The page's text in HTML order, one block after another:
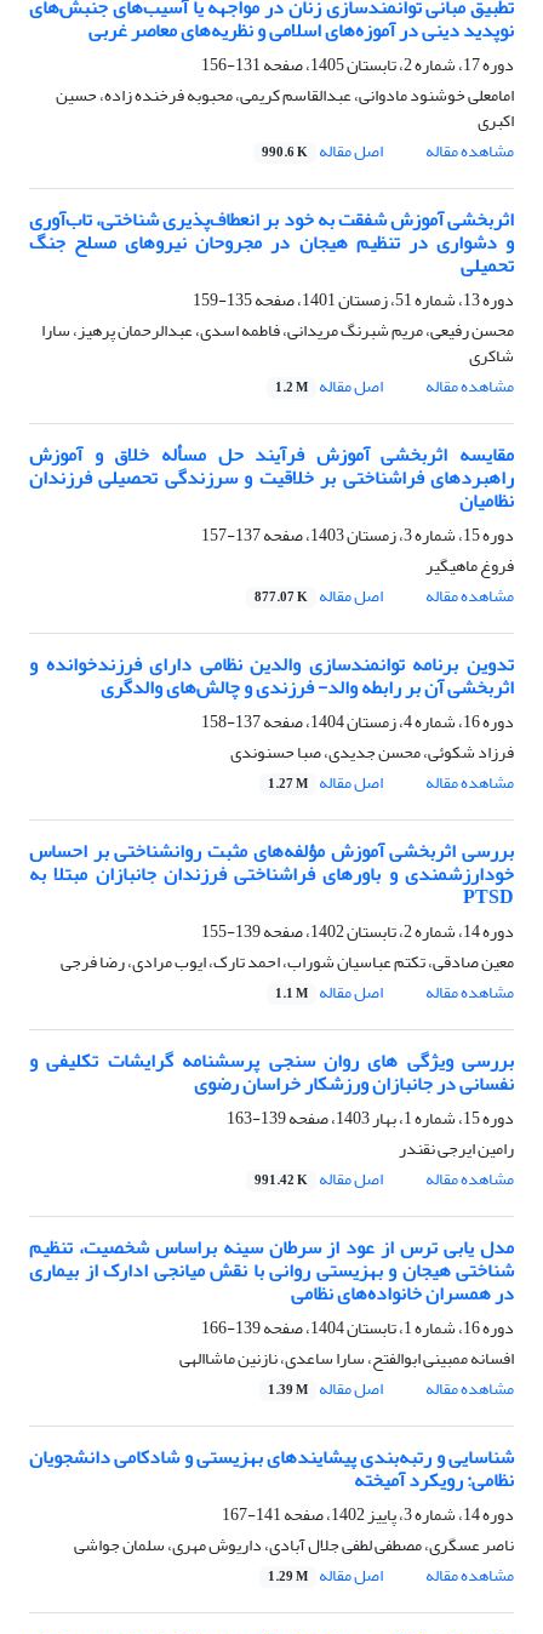
تطبیق مبانی توانمندسازی زنان در مواجهه یا آسیب‌های جنبش‌های
نوپدید دینی در آموزه‌های اسلامی و نظریه‌های معاصر غربی
دوره 17، شماره 2، تابستان 1405، صفحه
131-156
امامعلی خوشنود مادوانی، عبدالقاسم کریمی، محبوبه فرخنده زاده، حسین
اکبری
مشاهده مقاله
اصل مقاله 990.6 K
اثربخشی آموزش شفقت به خود بر انعطاف‌پذیری شناختی، تاب‌آوری
و دشواری در تنظیم هیجان در مجروحان نیروهای مسلح جنگ
تحمیلی
دوره 13، شماره 51، زمستان 1401، صفحه
135-159
محسن رفیعی، مریم شبرنگ مریدانی، فاطمه اسدی، عبدالرحمان پرهیز، سارا
شاکری
مشاهده مقاله
اصل مقاله 1.2 M
مقایسه اثربخشی آموزش فرآیند حل مسأله خلاق و آموزش
راهبردهای فراشناختی بر خلاقیت و سرزندگی تحصیلی فرزندان
نظامیان
دوره 15، شماره 3، زمستان 1403، صفحه
137-157
فروغ ماهیگیر
مشاهده مقاله
اصل مقاله 877.07 K
تدوین برنامه توانمندسازی والدین نظامی دارای فرزندخوانده و
اثربخشی آن بر رابطه والد- فرزندی و چالش‌های والدگری
دوره 16، شماره 4، زمستان 1404، صفحه
137-158
فرزاد شکوئی، محسن جدیدی، صبا حسنوندی
مشاهده مقاله
اصل مقاله 1.27 M
بررسی اثربخشی آموزش مؤلفه‌های مثبت روانشناختی بر احساس
خودارزشمندی و باورهای فراشناختی فرزندان جانبازان مبتلا به
PTSD
دوره 14، شماره 2، تابستان 1402، صفحه
139-155
معین صادقی، تکتم عباسیان شوراب، احمد تارک، ایوب مرادی، رضا فرجی
مشاهده مقاله
اصل مقاله 1.1 M
بررسی ویژگی های روان سنجی پرسشنامه گرایشات تکلیفی و
نفسانی در جانبازان ورزشکار خراسان رضوی
دوره 15، شماره 1، بهار 1403، صفحه
139-163
رامین ایرجی نقندر
مشاهده مقاله
اصل مقاله 991.42 K
مدل یابی ترس از عود از سرطان سینه براساس شخصیت، تنظیم
شناختی هیجان و بهزیستی روانی با نقش میانجی ادارک از بیماری
در همسران خانواده‌های نظامی
دوره 16، شماره 1، تابستان 1404، صفحه
139-166
افسانه ممبینی ابوالفتح، سارا ساعدی، نازنین ماشاالهی
مشاهده مقاله
اصل مقاله 1.39 M
شناسایی و رتبه‌بندی پیشایندهای بهزیستی و شادکامی دانشجویان
نظامی: رویکرد آمیخته
دوره 14، شماره 3، پاییز 1402، صفحه
141-167
ناصر عسگری، مصطفی لطفی جلال آبادی، داریوش مهری، سلمان جواشی
مشاهده مقاله
اصل مقاله 1.29 M